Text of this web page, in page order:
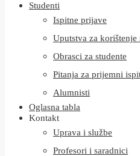
Studenti
Ispitne prijave
Uputstva za korištenje
Obrasci za studente
Pitanja za prijemni
Alumnisti
Oglasna tabla
Kontakt
Uprava i službe
Profesori i saradnici